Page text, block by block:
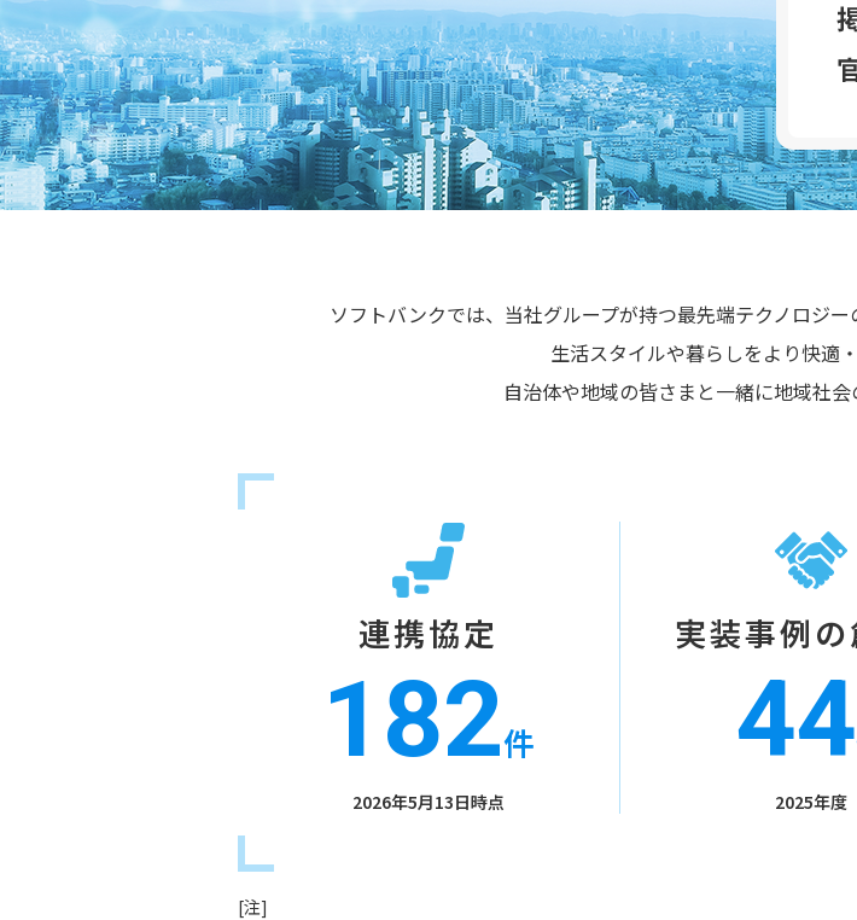
ソフトバンクでは、当社グループが持つ最先端テクノロジ
生活スタイルや暮らしをより快適
自治体や地域の皆さまと一緒に地域社会
連携協定
182件
2026年5月13日時点
実装事例の
44
2025年度
[注]